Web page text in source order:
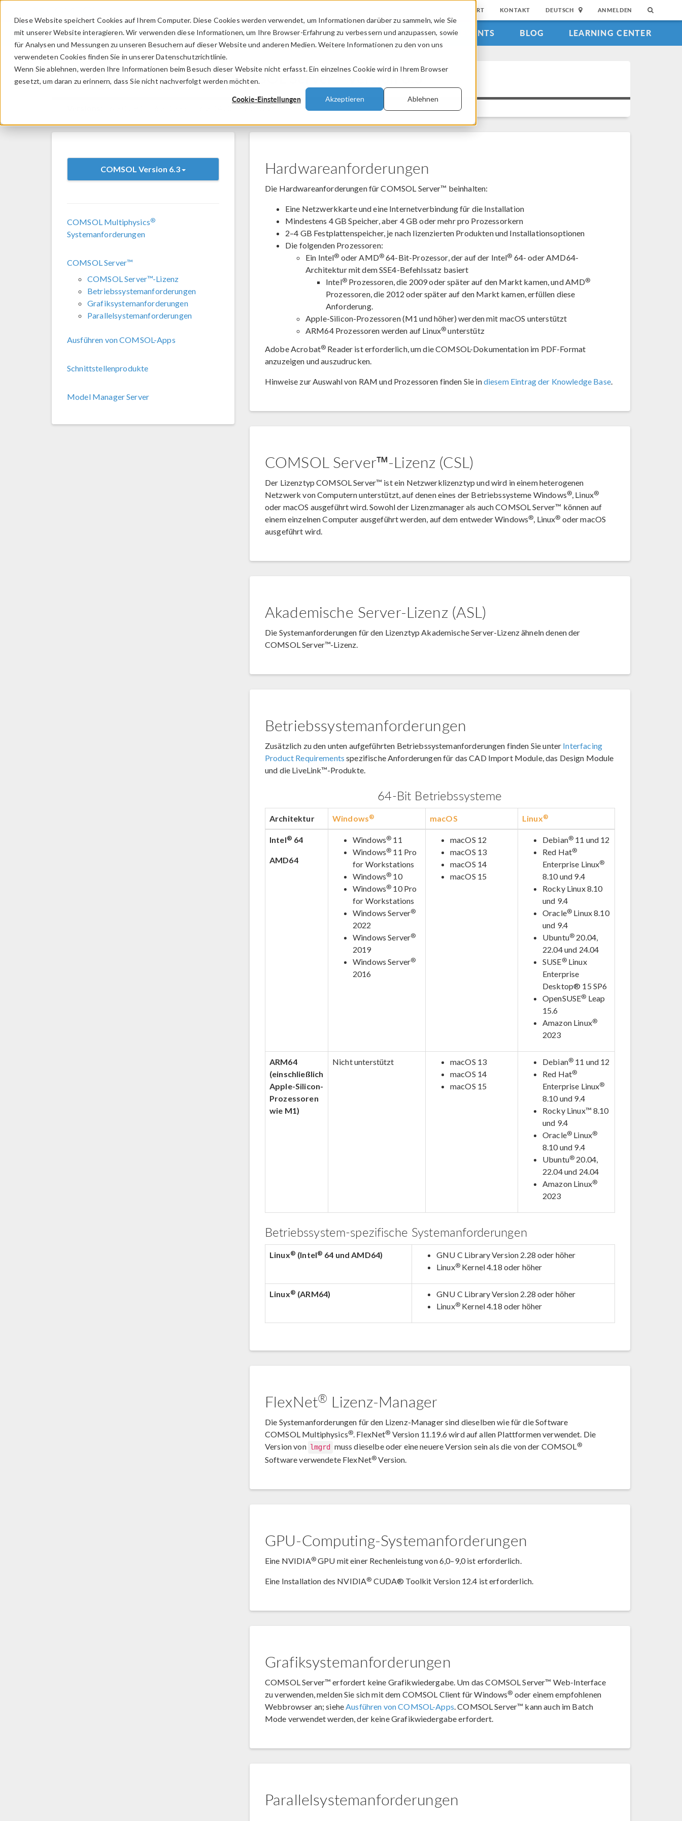
Diese Website speichert Cookies auf Ihrem Computer. Diese Cookies werden verwendet, um Informationen darüber zu sammeln, wie Sie
mit unserer Website interagieren. Wir verwenden diese Informationen, um Ihre Browser-Erfahrung zu verbessern und anzupassen, sowie
für Analysen und Messungen zu unseren Besuchern auf dieser Website und anderen Medien. Weitere Informationen zu den von uns
verwendeten Cookies finden Sie in unserer Datenschutzrichtlinie.
Wenn Sie ablehnen, werden Ihre Informationen beim Besuch dieser Website nicht erfasst. Ein einzelnes Cookie wird in Ihrem Browser
gesetzt, um daran zu erinnern, dass Sie nicht nachverfolgt werden möchten.
Cookie-Einstellungen Akzeptieren Ablehnen
SUPPORT KONTAKT DEUTSCH ANMELDEN
PRODUKTE BRANCHEN VIDEOS EVENTS BLOG LEARNING CENTER
Systemanforderungen: COMSOL Server™ Version 6.3
COMSOL Version 6.3
COMSOL Multiphysics®
Systemanforderungen
COMSOL Server™
COMSOL Server™-Lizenz
Betriebssystemanforderungen
Grafiksystemanforderungen
Parallelsystemanforderungen
Ausführen von COMSOL-Apps
Schnittstellenprodukte
Model Manager Server
Hardwareanforderungen
Die Hardwareanforderungen für COMSOL Server™ beinhalten:
Eine Netzwerkkarte und eine Internetverbindung für die Installation
Mindestens 4 GB Speicher, aber 4 GB oder mehr pro Prozessorkern
2–4 GB Festplattenspeicher, je nach lizenzierten Produkten und Installationsoptionen
Die folgenden Prozessoren:
Ein Intel® oder AMD® 64-Bit-Prozessor, der auf der Intel® 64- oder AMD64-
Architektur mit dem SSE4-Befehlssatz basiert
Intel®Prozessoren, die 2009 oder später auf den Markt kamen, und AMD®
Prozessoren, die 2012 oder später auf den Markt kamen, erfüllen diese
Anforderung.
Apple-Silicon-Prozessoren (M1 und höher) werden mit macOS unterstützt
ARM64 Prozessoren werden auf Linux® unterstütz
Adobe Acrobat® Reader ist erforderlich, um die COMSOL-Dokumentation im PDF-Format
anzuzeigen und auszudrucken.
Hinweise zur Auswahl von RAM und Prozessoren finden Sie indiesem Eintrag der Knowledge Base.
COMSOL Server™-Lizenz (CSL)
Der Lizenztyp COMSOL Server™ ist ein Netzwerklizenztyp und wird in einem heterogenen
Netzwerk von Computern unterstützt, auf denen eines der Betriebssysteme Windows®, Linux®
oder macOS ausgeführt wird. Sowohl der Lizenzmanager als auch COMSOL Server™ können auf
einem einzelnen Computer ausgeführt werden, auf dem entweder Windows®, Linux® oder macOS
ausgeführt wird.
Akademische Server-Lizenz (ASL)
Die Systemanforderungen für den Lizenztyp Akademische Server-Lizenz ähneln denen der
COMSOL Server™-Lizenz.
Betriebssystemanforderungen
Zusätzlich zu den unten aufgeführten Betriebssystemanforderungen finden Sie unter Interfacing
Product Requirements spezifische Anforderungen für das CAD Import Module, das Design Module
und die LiveLink™-Produkte.
64-Bit Betriebssysteme
Architektur Windows® macOS Linux®
Intel® 64
AMD64
Windows® 11
Windows® 11 Pro
for Workstations
Windows® 10
Windows® 10 Pro
for Workstations
Windows Server®
2022
Windows Server®
2019
Windows Server®
2016
macOS 12
macOS 13
macOS 14
macOS 15
Debian® 11 und 12
Red Hat®
Enterprise Linux®
8.10 und 9.4
Rocky Linux 8.10
und 9.4
Oracle® Linux 8.10
und 9.4
Ubuntu® 20.04,
22.04 und 24.04
SUSE®Linux
Enterprise
Desktop® 15 SP6
OpenSUSE® Leap
15.6
Amazon Linux®
2023
ARM64
(einschließlich
Apple-Silicon-
Prozessoren
wie M1)
Nicht unterstützt
macOS 13
macOS 14
macOS 15
Debian® 11 und 12
Red Hat®
Enterprise Linux®
8.10 und 9.4
Rocky Linux™ 8.10
und 9.4
Oracle® Linux®
8.10 und 9.4
Ubuntu® 20.04,
22.04 und 24.04
Amazon Linux®
2023
Betriebssystem-spezifische Systemanforderungen
Linux® (Intel® 64 und AMD64)
GNU C Library Version 2.28 oder höher
Linux®Kernel 4.18 oder höher
Linux® (ARM64)
GNU C Library Version 2.28 oder höher
Linux®Kernel 4.18 oder höher
FlexNet® Lizenz-Manager
Die Systemanforderungen für den Lizenz-Manager sind dieselben wie für die Software
COMSOL Multiphysics®. FlexNet® Version 11.19.6 wird auf allen Plattformen verwendet. Die
Version von lmgrd muss dieselbe oder eine neuere Version sein als die von der COMSOL®
Software verwendete FlexNet® Version.
GPU-Computing-Systemanforderungen
Eine NVIDIA®GPU mit einer Rechenleistung von 6,0–9,0 ist erforderlich.
Eine Installation des NVIDIA® CUDA® Toolkit Version 12.4 ist erforderlich.
Grafiksystemanforderungen
COMSOL Server™ erfordert keine Grafikwiedergabe. Um das COMSOL Server™ Web-Interface
zu verwenden, melden Sie sich mit dem COMSOL Client für Windows® oder einem empfohlenen
Webbrowser an; sieheAusführen von COMSOL-Apps. COMSOL Server™ kann auch im Batch
Mode verwendet werden, der keine Grafikwiedergabe erfordert.
Parallelsystemanforderungen